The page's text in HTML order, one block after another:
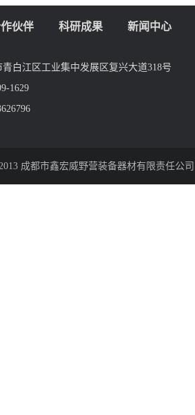
伙伴 科研成果 新闻中心
青白江区工业集中发展区复兴大道318号
1629
成都市鑫宏威野营装备器材有限责任公司